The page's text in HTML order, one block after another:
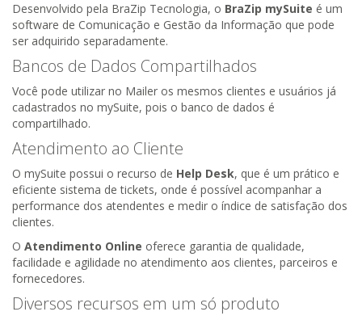
Desenvolvido pela BraZip Tecnologia, o BraZip mySuite é um
software de Comunicação e Gestão da Informação que pode
ser adquirido separadamente.
Bancos de Dados Compartilhados
Você pode utilizar no Mailer os mesmos clientes e usuários já
cadastrados no mySuite, pois o banco de dados é
compartilhado.
Atendimento ao Cliente
O mySuite possui o recurso de Help Desk, que é um prático e
eficiente sistema de tickets, onde é possível acompanhar a
performance dos atendentes e medir o índice de satisfação dos
clientes.
O Atendimento Online oferece garantia de qualidade,
facilidade e agilidade no atendimento aos clientes, parceiros e
fornecedores.
Diversos recursos em um só produto